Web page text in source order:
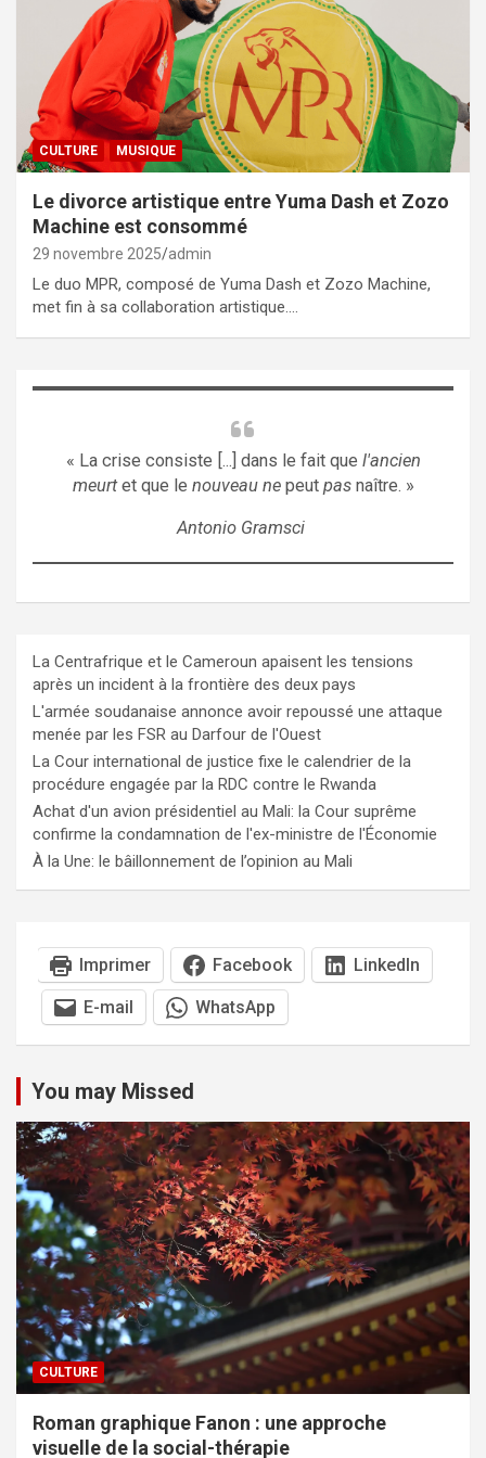
CULTURE MUSIQUE
Le divorce artistique entre Yuma Dash et Zozo
Machine est consommé
29 novembre 2025 admin
Le duo MPR, composé de Yuma Dash et Zozo Machine,
met fin à sa collaboration artistique.…
« La crise consiste [...] dans le fait que l'ancien
meurtet que le nouveau nepeut pasnaître. »
Antonio Gramsci
La Centrafrique et le Cameroun apaisent les tensions
après un incident à la frontière des deux pays
L'armée soudanaise annonce avoir repoussé une attaque
menée par les FSR au Darfour de l'Ouest
La Cour international de justice fixe le calendrier de la
procédure engagée par la RDC contre le Rwanda
Achat d'un avion présidentiel au Mali: la Cour suprême
confirme la condamnation de l'ex-ministre de l'Économie
À la Une: le bâillonnement de l’opinion au Mali
Imprimer Facebook LinkedIn
E-mail WhatsApp
You may Missed
CULTURE
Roman graphique Fanon : une approche
visuelle de la social-thérapie